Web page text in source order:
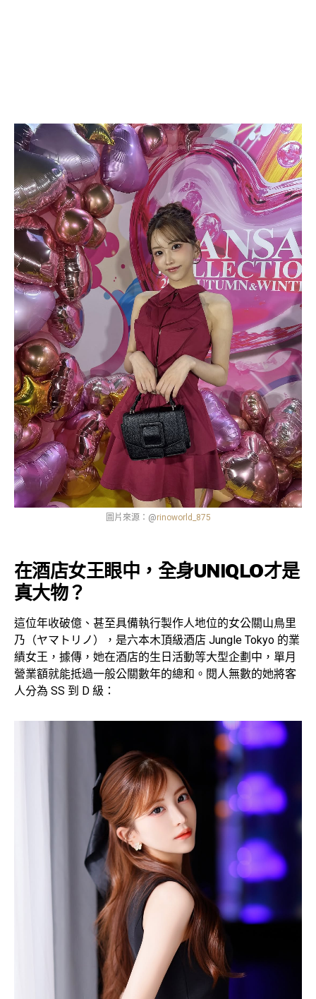
圖片來源：@rinoworld_875
在酒店女王眼中，全身UNIQLO才是
真大物？
這位年收破億、甚至具備執行製作人地位的女公關山鳥里
乃（ヤマトリノ），是六本木頂級酒店 Jungle Tokyo 的業
績女王，據傳，她在酒店的生日活動等大型企劃中，單月
營業額就能抵過一般公關數年的總和。閱人無數的她將客
人分為 SS 到 D 級：